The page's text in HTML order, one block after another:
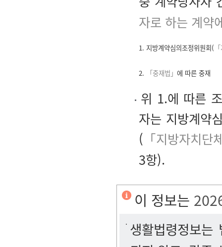
자로 하는 계약
1. 지방계약심의조정위원회(
2. 「중재법」 에 따른 중재
위 1.에 따른
자는 지방계약
( 「지방자치
3항).
이 정보는
생활법령정보